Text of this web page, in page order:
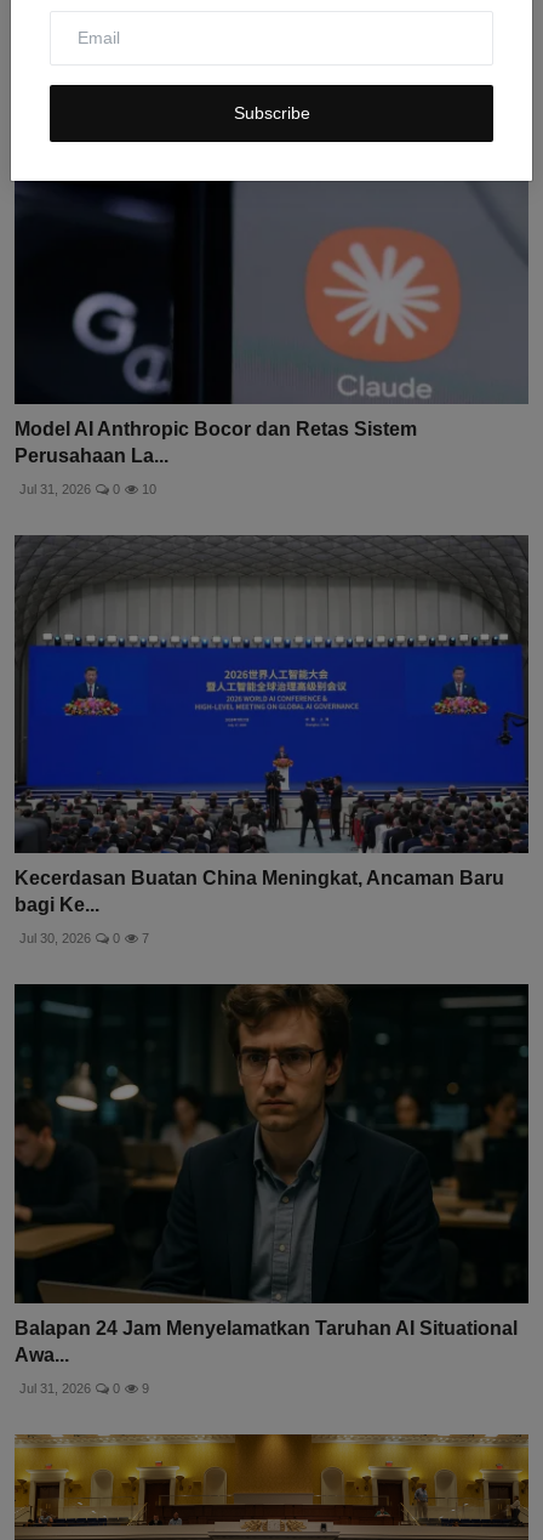
Subscribe
Jul 30, 2026 0
Model AI Anthropic Bocor dan Retas Sistem
Perusahaan La...
Jul 31, 2026 0 10
Kecerdasan Buatan China Meningkat, Ancaman Baru
bagi Ke...
Jul 30, 2026 0 7
Balapan 24 Jam Menyelamatkan Taruhan AI Situational
Awa...
Jul 31, 2026 0 9